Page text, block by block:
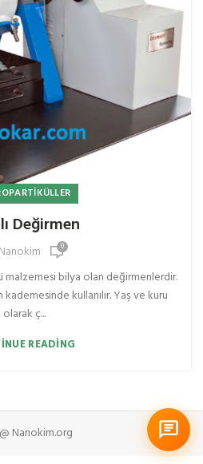
Değirmen
Nanokim 0
malzemesi bilya olan değirmenlerdir.
kullanılır. Yaş ve kuru
olarak ç...
READING
Nanokim.org